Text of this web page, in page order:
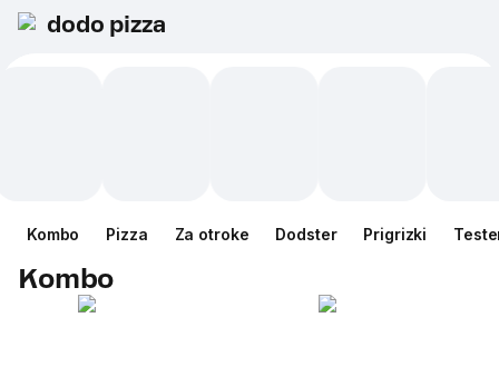
dodo pizza
Kombo Pizza Za otroke Dodster Prigrizki
Kombo